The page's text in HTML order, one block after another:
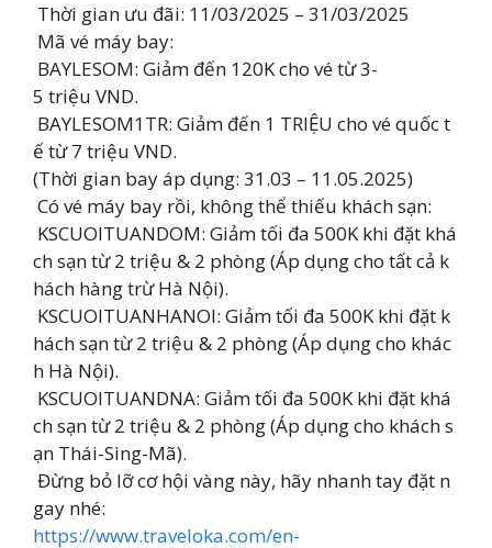
Thời gian ưu đãi: 11/03/2025 – 31/03/2025
️ Mã vé máy bay:
BAYLESOM: Giảm đến 120K cho vé từ 3-
5 triệu VND.
BAYLESOM1TR: Giảm đến 1 TRIỆU cho vé quốc t
ế từ 7 triệu VND.
(Thời gian bay áp dụng: 31.03 – 11.05.2025)
Có vé máy bay rồi, không thể thiếu khách sạn:
KSCUOITUANDOM: Giảm tối đa 500K khi đặt khá
ch sạn từ 2 triệu & 2 phòng (Áp dụng cho tất cả k
hách hàng trừ Hà Nội).
KSCUOITUANHANOI: Giảm tối đa 500K khi đặt k
hách sạn từ 2 triệu & 2 phòng (Áp dụng cho khác
h Hà Nội).
KSCUOITUANDNA: Giảm tối đa 500K khi đặt khá
ch sạn từ 2 triệu & 2 phòng (Áp dụng cho khách s
ạn Thái-Sing-Mã).
Đừng bỏ lỡ cơ hội vàng này, hãy nhanh tay đặt n
gay nhé:
https://www.traveloka.com/en-